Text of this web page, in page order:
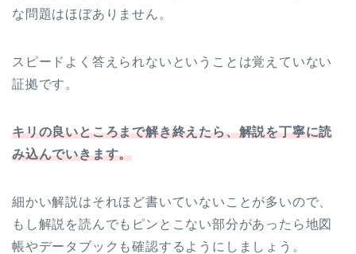
な問題はほぼありません。
スピードよく答えられないということは覚えていない
証拠です。
キリの良いところまで解き終えたら、解説を丁寧に読
み込んでいきます。
細かい解説はそれほど書いていないことが多いので、
もし解説を読んでもピンとこない部分があったら地図
帳やデータブックも確認するようにしましょう。